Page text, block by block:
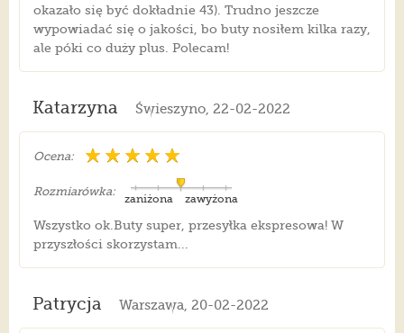
okazało się być dokładnie 43). Trudno jeszcze
wypowiadać się o jakości, bo buty nosiłem kilka razy,
ale póki co duży plus. Polecam!
Katarzyna Świeszyno, 22-02-2022
Ocena:
Rozmiarówka:
zawyżona
zaniżona
Wszystko ok.Buty super, przesyłka ekspresowa! W
przyszłości skorzystam...
Patrycja Warszawa, 20-02-2022